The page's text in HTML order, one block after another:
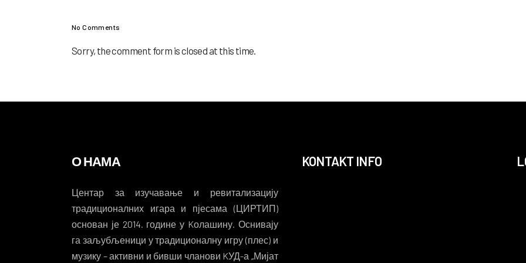
No Comments
Sorry, the comment form is closed at this time.
О НАМА
Центар за изучавање и ревитализацију
традиционалних игара и пјесама (ЦИРТИП)
основан је 2014. године у Kолашину. Оснивају
га заљубљеници у традиционалну игру (плес) и
музику – активни и бивши чланови KУД-а „Мијат
KONTAKT INFO